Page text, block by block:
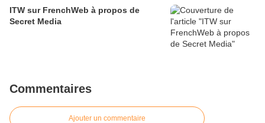
ITW sur FrenchWeb à propos de
Secret Media
Commentaires
Ajouter un commentaire